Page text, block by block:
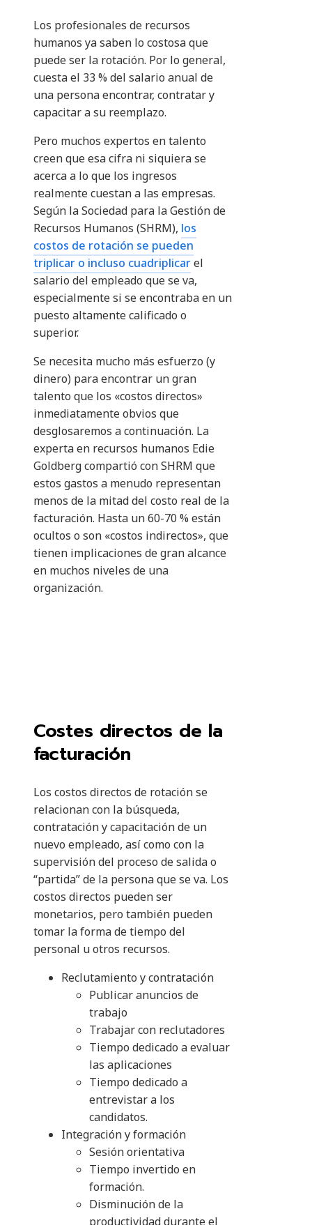
Los profesionales de recursos
humanos ya saben lo costosa que
puede ser la rotación. Por lo general,
cuesta el 33 % del salario anual de
una persona encontrar, contratar y
capacitar a su reemplazo.
Pero muchos expertos en talento
creen que esa cifra ni siquiera se
acerca a lo que los ingresos
realmente cuestan a las empresas.
Según la Sociedad para la Gestión de
Recursos Humanos (SHRM), los
costos de rotación se pueden
triplicar o incluso cuadriplicarel
salario del empleado que se va,
especialmente si se encontraba en un
puesto altamente calificado o
superior.
Se necesita mucho más esfuerzo (y
dinero) para encontrar un gran
talento que los «costos directos»
inmediatamente obvios que
desglosaremos a continuación. La
experta en recursos humanos Edie
Goldberg compartió con SHRM que
estos gastos a menudo representan
menos de la mitad del costo real de la
facturación. Hasta un 60-70 % están
ocultos o son «costos indirectos», que
tienen implicaciones de gran alcance
en muchos niveles de una
organización.
Costes directos de la
facturación
Los costos directos de rotación se
relacionan con la búsqueda,
contratación y capacitación de un
nuevo empleado, así como con la
supervisión del proceso de salida o
“partida” de la persona que se va. Los
costos directos pueden ser
monetarios, pero también pueden
tomar la forma de tiempo del
personal u otros recursos.
Reclutamiento y contratación
Publicar anuncios de
trabajo
Trabajar con reclutadores
Tiempo dedicado a evaluar
las aplicaciones
Tiempo dedicado a
entrevistar a los
candidatos.
Integración y formación
Sesión orientativa
Tiempo invertido en
formación.
Disminución de la
productividad durante el